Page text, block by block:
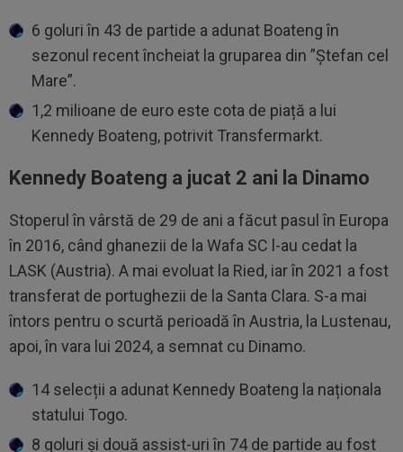
6 goluri în 43 de partide a adunat Boateng în
sezonul recent încheiat la gruparea din ”Ștefan cel
Mare”.
1,2 milioane de euro este cota de piață a lui
Kennedy Boateng, potrivit Transfermarkt.
Kennedy Boateng a jucat 2 ani la Dinamo
Stoperul în vârstă de 29 de ani a făcut pasul în Europa
în 2016, când ghanezii de la Wafa SC l-au cedat la
LASK (Austria). A mai evoluat la Ried, iar în 2021 a fost
transferat de portughezii de la Santa Clara. S-a mai
întors pentru o scurtă perioadă în Austria, la Lustenau,
apoi, în vara lui 2024, a semnat cu Dinamo.
14 selecții a adunat Kennedy Boateng la naționala
statului Togo.
8 goluri și două assist-uri în 74 de partide au fost